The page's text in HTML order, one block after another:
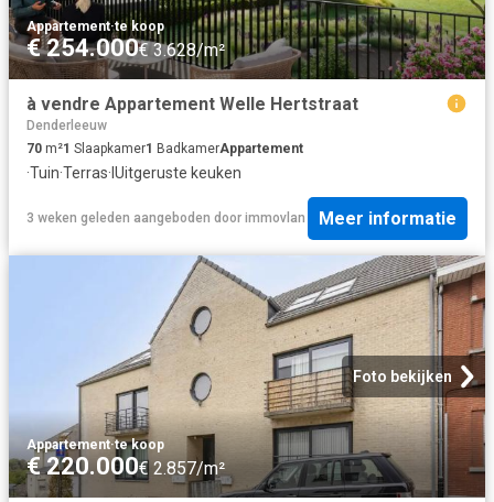
Appartement·te koop
€ 254.000€ 3.628/m²
à vendre Appartement Welle Hertstraat
Denderleeuw
70 m²1 Slaapkamer1 BadkamerAppartement
·Tuin·Terras· IUitgeruste keuken
3 weken geleden aangeboden door immovlan Meer informatie
Foto bekijken
Appartement·te koop
€ 220.000€ 2.857/m²